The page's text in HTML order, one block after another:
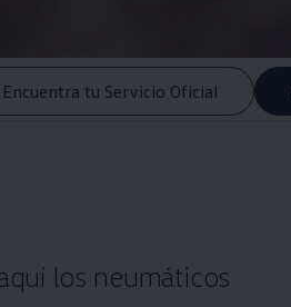
Encuentra tu Servicio Oficial
los neumáticos